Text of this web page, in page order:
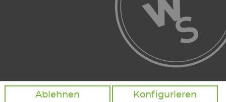
Ablehnen Konfigurieren